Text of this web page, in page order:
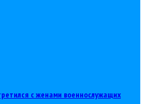
с женами военнослужащих